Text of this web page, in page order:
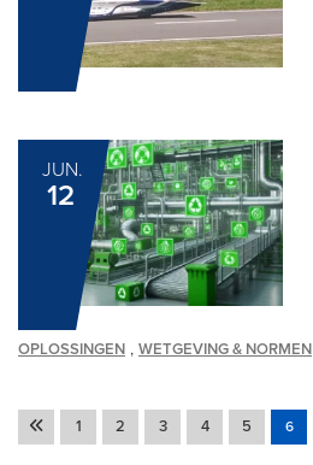
JUN.
12
OPLOSSINGEN , WETGEVING & NORMEN
1 2 3 4 5 6